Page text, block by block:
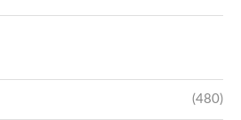
(480)